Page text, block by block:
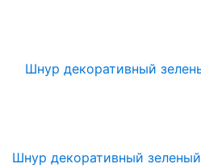
Шнур декоративный зеленый